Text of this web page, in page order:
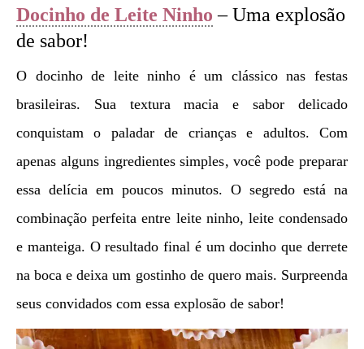
Docinho de Leite Ninho – Uma explosão
de sabor!
O docinho de leite ninho é um clássico nas festas
brasileiras. Sua textura macia e sabor delicado
conquistam o paladar de crianças e adultos. Com
apenas alguns ingredientes simples, você pode preparar
essa delícia em poucos minutos. O segredo está na
combinação perfeita entre leite ninho, leite condensado
e manteiga. O resultado final é um docinho que derrete
na boca e deixa um gostinho de quero mais. Surpreenda
seus convidados com essa explosão de sabor!